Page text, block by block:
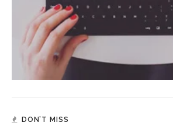
DON’T MISS